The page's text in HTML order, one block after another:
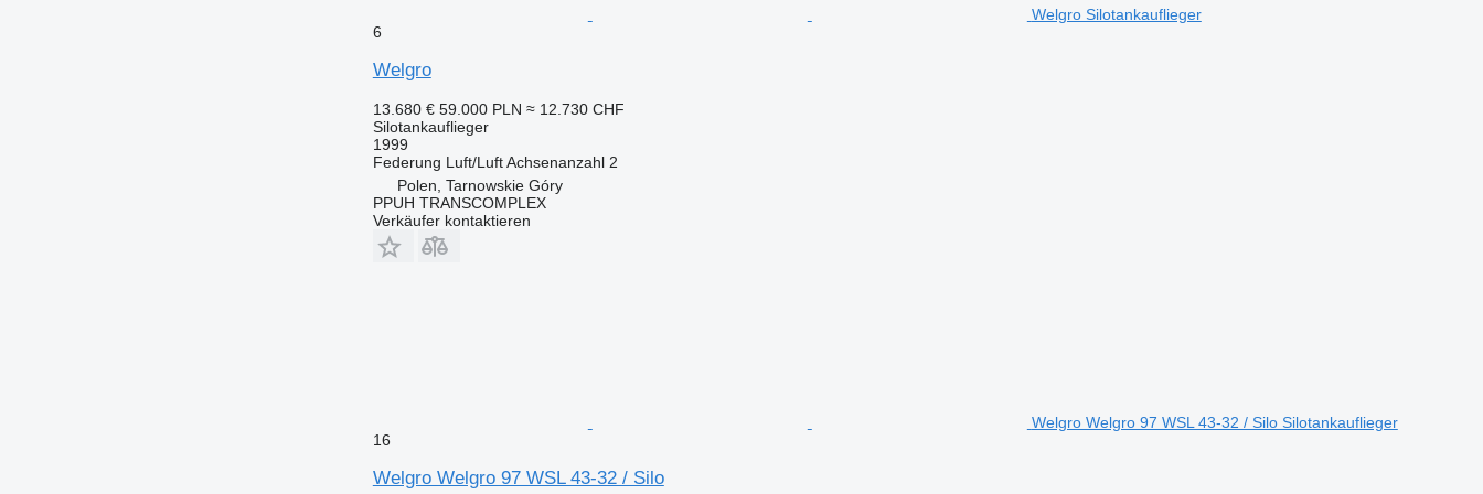
Welgro Silotankauflieger
6
Welgro
13.680 € 59.000 PLN ≈ 12.730 CHF
Silotankauflieger
1999
Federung Luft/Luft Achsenanzahl 2
Polen, Tarnowskie Góry
PPUH TRANSCOMPLEX
Verkäufer kontaktieren
Welgro Welgro 97 WSL 43-32 / Silo Silotankauflieger
16
Welgro Welgro 97 WSL 43-32 / Silo